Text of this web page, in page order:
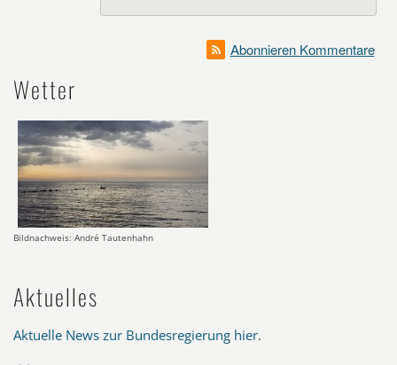
Abonnieren Kommentare
Wetter
Bildnachweis: André Tautenhahn
Aktuelles
Aktuelle News zur Bundesregierung hier.